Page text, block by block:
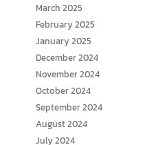
March 2025
February 2025
January 2025
December 2024
November 2024
October 2024
September 2024
August 2024
July 2024